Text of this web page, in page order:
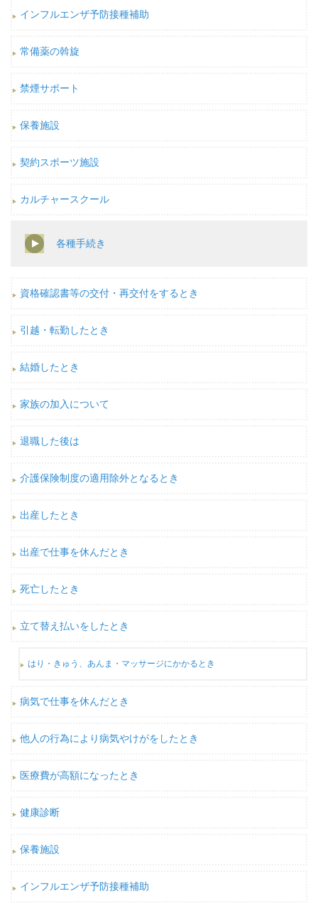
インフルエンザ予防接種補助
常備薬の斡旋
禁煙サポート
保養施設
契約スポーツ施設
カルチャースクール
各種手続き
資格確認書等の交付・再交付をするとき
引越・転勤したとき
結婚したとき
家族の加入について
退職した後は
介護保険制度の適用除外となるとき
出産したとき
出産で仕事を休んだとき
死亡したとき
立て替え払いをしたとき
はり・きゅう、あんま・マッサージにかかるとき
病気で仕事を休んだとき
他人の行為により病気やけがをしたとき
医療費が高額になったとき
健康診断
保養施設
インフルエンザ予防接種補助